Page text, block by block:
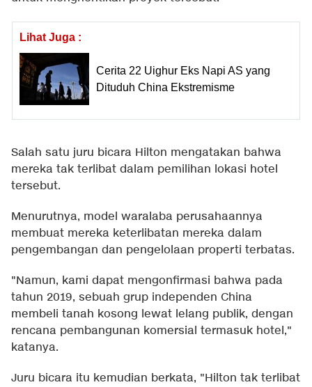
Lihat Juga :
Cerita 22 Uighur Eks Napi AS yang
Dituduh China Ekstremisme
Salah satu juru bicara Hilton mengatakan bahwa
mereka tak terlibat dalam pemilihan lokasi hotel
tersebut.
Menurutnya, model waralaba perusahaannya
membuat mereka keterlibatan mereka dalam
pengembangan dan pengelolaan properti terbatas.
"Namun, kami dapat mengonfirmasi bahwa pada
tahun 2019, sebuah grup independen China
membeli tanah kosong lewat lelang publik, dengan
rencana pembangunan komersial termasuk hotel,"
katanya.
Juru bicara itu kemudian berkata, "Hilton tak terlibat